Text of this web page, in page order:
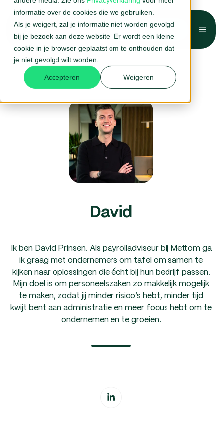
informatie over de cookies die we gebruiken.
Als je weigert, zal je informatie niet worden gevolgd
bij je bezoek aan deze website. Er wordt een kleine
cookie in je browser geplaatst om te onthouden dat
je niet gevolgd wilt worden.
Accepteren Weigeren
Belafspraak →
David
Ik ben David Prinsen. Als payrolladviseur bij Mettom ga
ik graag met ondernemers om tafel om samen te
kijken naar oplossingen die écht bij hun bedrijf passen.
Mijn doel is om personeelszaken zo makkelijk mogelijk
te maken, zodat jij minder risico’s hebt, minder tijd
kwijt bent aan administratie en meer focus hebt om te
ondernemen en te groeien.